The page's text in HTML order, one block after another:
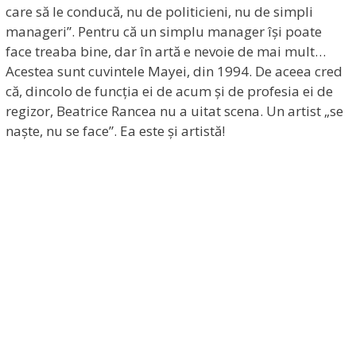
care să le conducă, nu de politicieni, nu de simpli
manageri”. Pentru că un simplu manager își poate
face treaba bine, dar în artă e nevoie de mai mult…
Acestea sunt cuvintele Mayei, din 1994. De aceea cred
că, dincolo de funcția ei de acum și de profesia ei de
regizor, Beatrice Rancea nu a uitat scena. Un artist „se
naște, nu se face”. Ea este și artistă!